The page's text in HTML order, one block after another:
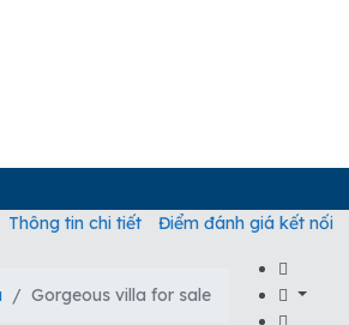
Thông tin chi tiết Điểm đánh giá kết nối
Gorgeous villa for sale